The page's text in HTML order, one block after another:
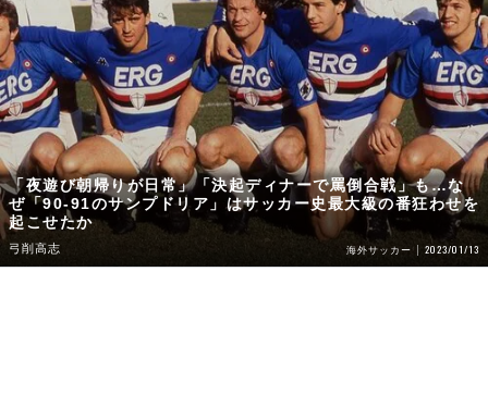
「夜遊び朝帰りが日常」「決起ディナーで罵倒合戦」も…な
ぜ「90-91のサンプドリア」はサッカー史最大級の番狂わせを
起こせたか
弓削高志 海外サッカー 2023/01/13